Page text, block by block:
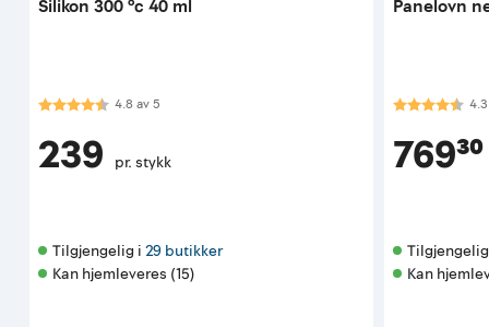
Silikon 300 °c 40 ml
Karakter:4.8 av 5 mulige
4.8av5
239 pr. stykk
Tilgjengelig i 29 butikker
Kan hjemleveres (15)
Panelovn
Karakter:4.3
769³⁰
Kan